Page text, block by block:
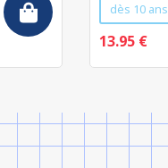
dès 10 ans
13.95 €